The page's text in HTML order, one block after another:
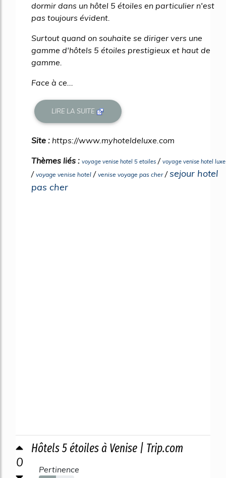
dormir dans un hôtel 5 étoiles en particulier n'est
pas toujours évident.
Surtout quand on souhaite se diriger vers une
gamme d'hôtels 5 étoiles prestigieux et haut de
gamme.
Face à ce...
LIRE LA SUITE
Site : https://www.myhoteldeluxe.com
Thèmes liés : voyage venise hotel 5 etoiles / voyage venise hotel luxe
/ voyage venise hotel / venise voyage pas cher/sejour hotel
pas cher
0
Hôtels 5 étoiles à Venise | Trip.com
Pertinence